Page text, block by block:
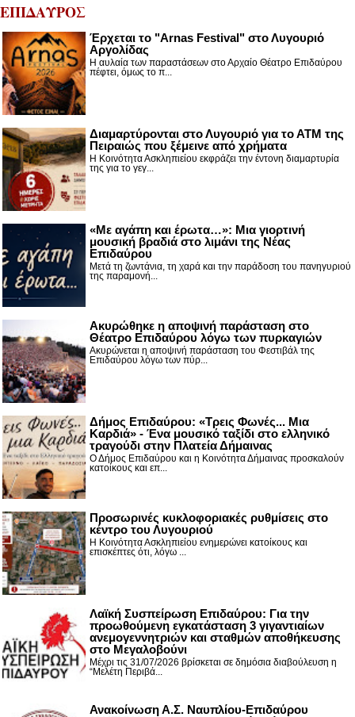
ΕΠΙΔΑΥΡΟΣ
Έρχεται το "Arnas Festival" στο Λυγουριό
Αργολίδας
Η αυλαία των παραστάσεων στο Αρχαίο Θέατρο Επιδαύρου
πέφτει, όμως το π...
Διαμαρτύρονται στο Λυγουριό για το ΑΤΜ της
Πειραιώς που ξέμεινε από χρήματα
Η Κοινότητα Ασκληπιείου εκφράζει την έντονη διαμαρτυρία
της για το γεγ...
«Με αγάπη και έρωτα…»: Μια γιορτινή
μουσική βραδιά στο λιμάνι της Νέας
Επιδαύρου
Μετά τη ζωντάνια, τη χαρά και την παράδοση του πανηγυριού
της παραμονή...
Ακυρώθηκε η αποψινή παράσταση στο
Θέατρο Επιδαύρου λόγω των πυρκαγιών
Ακυρώνεται η αποψινή παράσταση του Φεστιβάλ της
Επιδαύρου λόγω των πύρ...
Δήμος Επιδαύρου: «Τρεις Φωνές... Μια
Καρδιά» - Ένα μουσικό ταξίδι στο ελληνικό
τραγούδι στην Πλατεία Δήμαινας
Ο Δήμος Επιδαύρου και η Κοινότητα Δήμαινας προσκαλούν
κατοίκους και επ...
Προσωρινές κυκλοφοριακές ρυθμίσεις στο
κέντρο του Λυγουριού
Η Κοινότητα Ασκληπιείου ενημερώνει κατοίκους και
επισκέπτες ότι, λόγω ...
Λαϊκή Συσπείρωση Επιδαύρου: Για την
προωθούμενη εγκατάσταση 3 γιγαντιαίων
ανεμογεννητριών και σταθμών αποθήκευσης
στο Μεγαλοβούνι
Μέχρι τις 31/07/2026 βρίσκεται σε δημόσια διαβούλευση η
“Μελέτη Περιβά...
Ανακοίνωση Α.Σ. Ναυπλίου-Επιδαύρου